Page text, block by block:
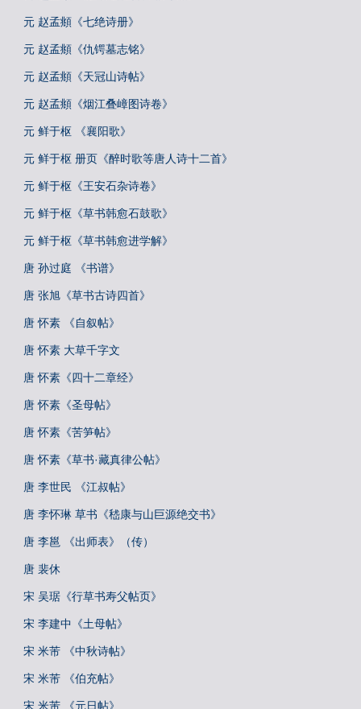
元 赵孟頫《七绝诗册》
元 赵孟頫《仇锷墓志铭》
元 赵孟頫《天冠山诗帖》
元 赵孟頫《烟江叠嶂图诗卷》
元 鲜于枢 《襄阳歌》
元 鲜于枢 册页《醉时歌等唐人诗十二首》
元 鲜于枢《王安石杂诗卷》
元 鲜于枢《草书韩愈石鼓歌》
元 鲜于枢《草书韩愈进学解》
唐 孙过庭 《书谱》
唐 张旭《草书古诗四首》
唐 怀素 《自叙帖》
唐 怀素 大草千字文
唐 怀素《四十二章经》
唐 怀素《圣母帖》
唐 怀素《苦笋帖》
唐 怀素《草书·藏真律公帖》
唐 李世民 《江叔帖》
唐 李怀琳 草书《嵇康与山巨源绝交书》
唐 李邕 《出师表》（传）
唐 裴休
宋 吴琚《行草书寿父帖页》
宋 李建中《土母帖》
宋 米芾 《中秋诗帖》
宋 米芾 《伯充帖》
宋 米芾 《元日帖》